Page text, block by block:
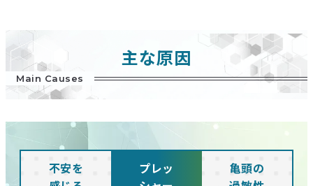
主な原因
Main Causes
不安を
プレッ
亀頭の